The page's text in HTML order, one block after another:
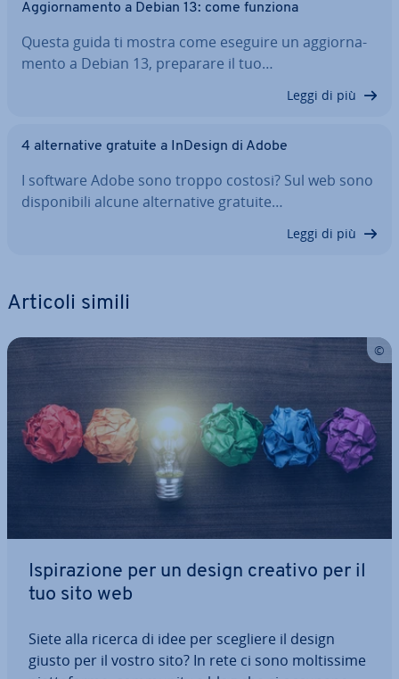
Ag­gior­na­men­to a Debian 13: come funziona
Questa guida ti mostra come eseguire un ag­gior­na­
men­to a Debian 13, preparare il tuo…
Leggi di più
4 al­ter­na­ti­ve gratuite a InDesign di Adobe
I software Adobe sono troppo costosi? Sul web sono
di­spo­ni­bi­li alcune al­ter­na­ti­ve gratuite…
Leggi di più
Articoli simili
Ispi­ra­zio­ne per un design creativo per il
tuo sito web
Siete alla ricerca di idee per scegliere il design
giusto per il vostro sito? In rete ci sono mol­tis­si­me